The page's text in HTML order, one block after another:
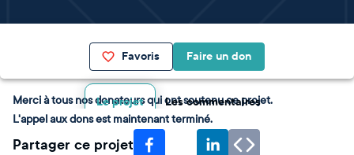
Favoris Faire un don
Le projet Les commentaires
Merci à tous nos donateurs qui ont soutenu ce projet.
L'appel aux dons est maintenant terminé.
Partager ce projet